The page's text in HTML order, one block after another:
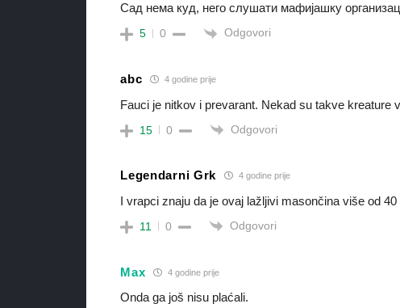
Сад нема куд, него слушати мафијашку
5 0 Odgovori
abc 4 godine prije
Fauci je nitkov i prevarant. Nekad su takve kreature
15 0 Odgovori
Legendarni Grk 4 godine prije
I vrapci znaju da je ovaj lažljivi masončina više od
11 0 Odgovori
Max 4 godine prije
Onda ga još nisu plaćali.